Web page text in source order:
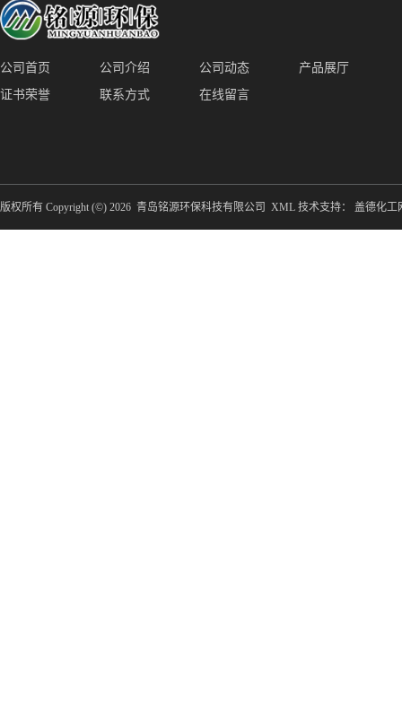
公司首页 公司介绍 公司动态
产品展厅
证书荣誉
联系方式 在线留言
版权所有 Copyright (©) 2026 青岛铭源环保科技有限公司 XML 技术支持： 盖德化工